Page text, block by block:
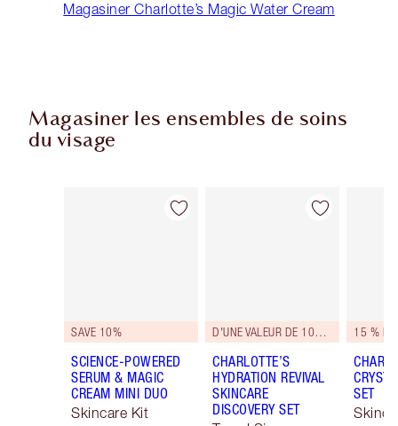
Magasiner Charlotte’s Magic Water Cream
Magasiner les ensembles de soins
du visage
Article 1 sur 40
SAVE 10%
SCIENCE-POWERED
SERUM & MAGIC
CREAM MINI DUO
Skincare Kit
Article 2 sur 40
D'UNE VALEUR DE 105 $!
CHARLOTTE’S
HYDRATION REVIVAL
SKINCARE
DISCOVERY SET
15 %
SET